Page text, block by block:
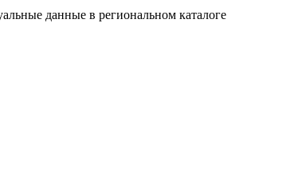
данные в региональном каталоге